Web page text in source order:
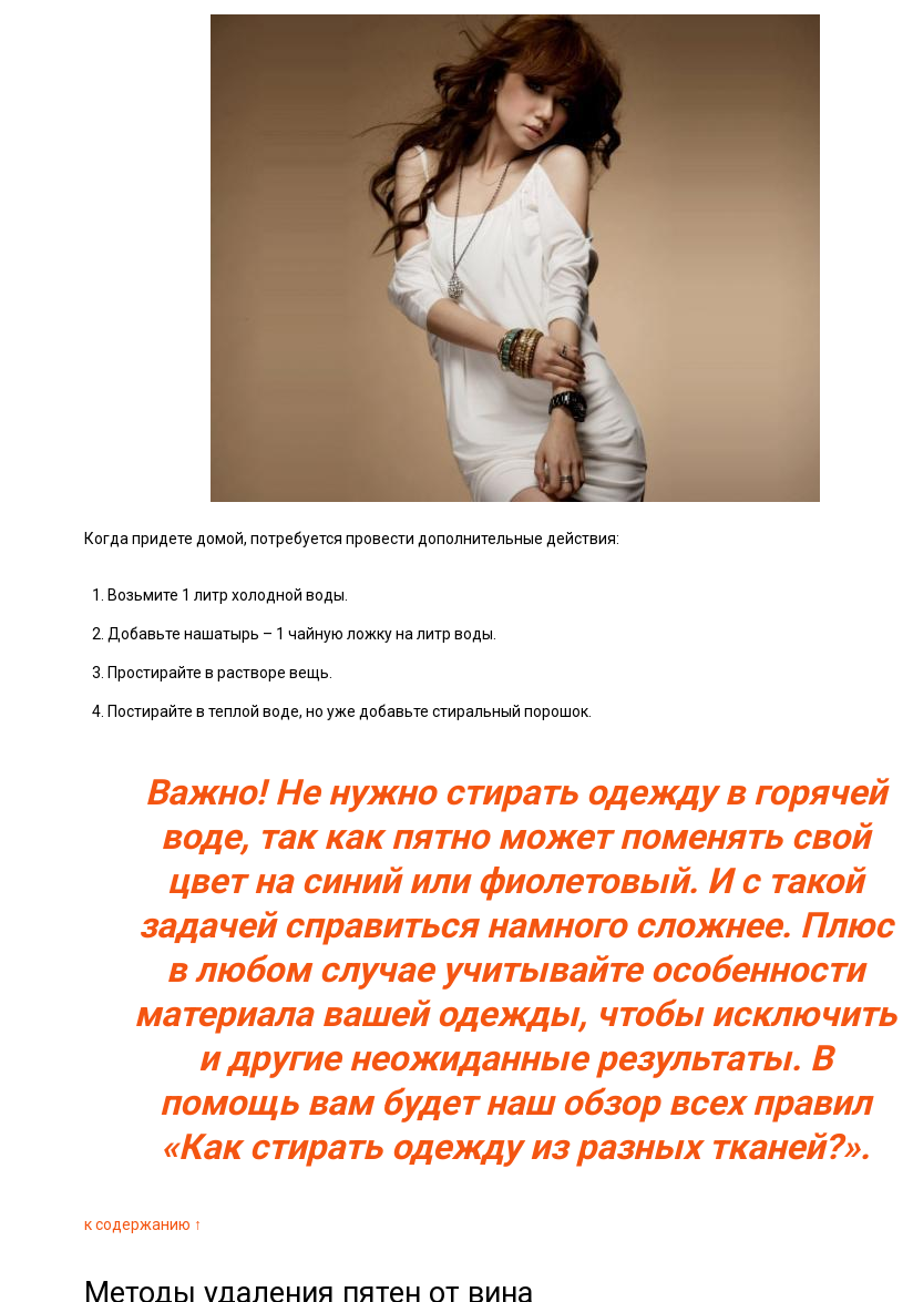
Когда придете домой, потребуется провести дополнительные действия:
Возьмите 1 литр холодной воды.
Добавьте нашатырь – 1 чайную ложку на литр воды.
Простирайте в растворе вещь.
Постирайте в теплой воде, но уже добавьте стиральный порошок.
Важно! Не нужно стирать одежду в горячей
воде, так как пятно может поменять свой
цвет на синий или фиолетовый. И с такой
задачей справиться намного сложнее. Плюс
в любом случае учитывайте особенности
материала вашей одежды, чтобы исключить
и другие неожиданные результаты. В
помощь вам будет наш обзор всех правил
«Как стирать одежду из разных тканей?».
к содержанию ↑
Методы удаления пятен от вина